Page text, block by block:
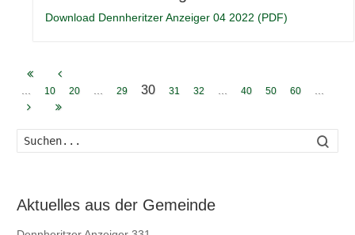
Download Dennheritzer Anzeiger 04 2022 (PDF)
10 20 29 30 31 32 40 50 60
Aktuelles aus der Gemeinde